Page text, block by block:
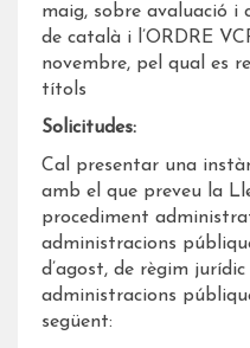
maig, sobre avaluació i
de català i l’ORDRE
novembre, pel qual es
títols
Solicitudes:
Cal presentar una
amb el que preveu la
procediment
administracions
d’agost, de règim
administracions
següent: